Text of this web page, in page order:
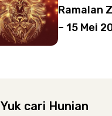
Ramalan
– 15 Mei
Yuk cari Hunian